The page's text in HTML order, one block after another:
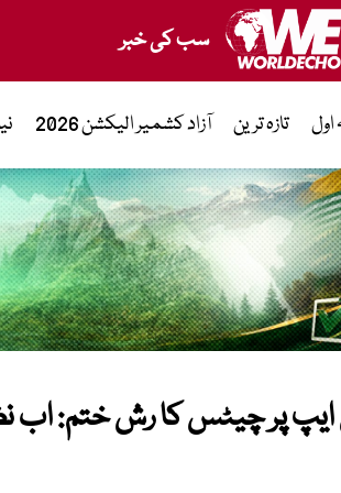
سب کی خبر
تازہ ترین آزاد کشمیر الیکشن 2026
پر چیٹس کا رش ختم: اب